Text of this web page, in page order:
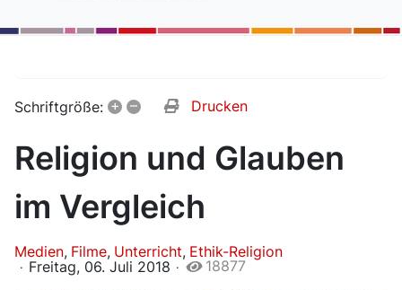
Schriftgröße: + – Drucken
Religion und Glauben
im Vergleich
Medien Filme Unterricht Ethik-Religion
Freitag, 06. Juli 2018
18877